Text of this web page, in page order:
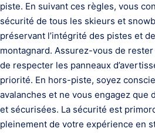
piste. En suivant ces règles, vous
sécurité de tous les skieurs et
préservant l’intégrité des pistes et
montagnard. Assurez-vous de
de respecter les panneaux
priorité. En hors-piste, soyez
avalanches et ne vous engagez que
et sécurisées. La sécurité est
pleinement de votre expérience en